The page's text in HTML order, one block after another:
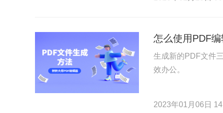
怎么使用PDF
生成新的PDF文件
效办公。
2023年01月06日